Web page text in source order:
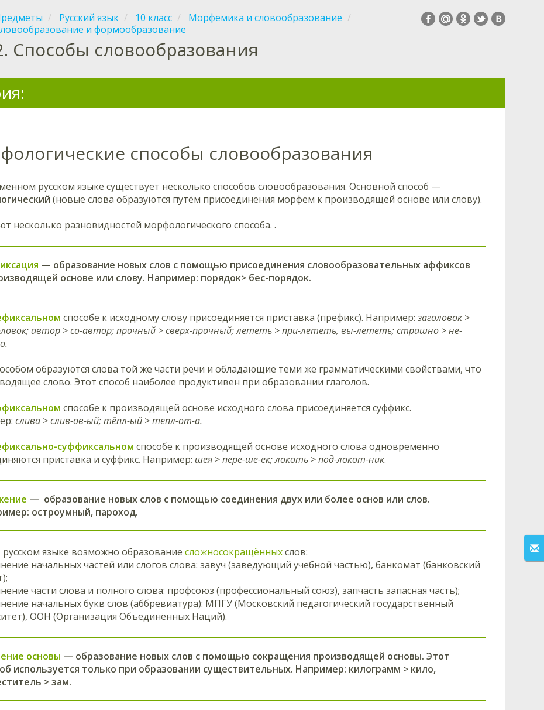
Русский язык 10 класс
Морфемика и словообразование
и формообразование
Способы словообразования
способы словообразования
русском языке существует несколько способов словообразования. Основной способ —
(новые слова образуются путём присоединения морфем к производящей основе или слову).
несколько разновидностей морфологического способа. .
— образование новых слов с помощью присоединения словообразовательных аффиксов
основе или слову. Например: порядок> бес-порядок.
способе к исходному слову присоединяется приставка (префикс). Например: заголовок >
автор > со-автор; прочный > сверх-прочный; лететь > при-лететь, вы-лететь; страшно > не-
образуются слова той же части речи и обладающие теми же грамматическими свойствами, что
слово. Этот способ наиболее продуктивен при образовании глаголов.
способе к производящей основе исходного слова присоединяется суффикс.
слива > слив-ов-ый; тёпл-ый > тепл-от-а.
суффиксальном способе к производящей основе исходного слова одновременно
приставка и суффикс. Например: шея > пере-ше-ек; локоть > под-локот-ник.
— образование новых слов с помощью соединения двух или более основ или слов.
остроумный, пароход.
языке возможно образование сложносокращённыхслов:
начальных частей или слогов слова: завуч (заведующий учебной частью), банкомат (банковский
части слова и полного слова: профсоюз (профессиональный союз), запчасть запасная часть);
начальных букв слов (аббревиатура): МПГУ (Московский педагогический государственный
ООН (Организация Объединённых Наций).
основы — образование новых слов с помощью сокращения производящей основы. Этот
используется только при образовании существительных. Например: килограмм > кило,
> зам.